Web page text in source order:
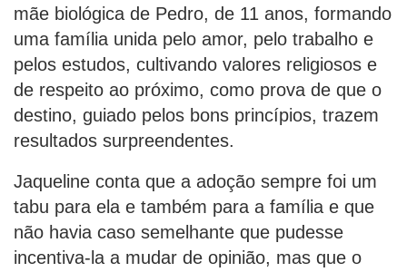
mãe biológica de Pedro, de 11 anos, formando
uma família unida pelo amor, pelo trabalho e
pelos estudos, cultivando valores religiosos e
de respeito ao próximo, como prova de que o
destino, guiado pelos bons princípios, trazem
resultados surpreendentes.
Jaqueline conta que a adoção sempre foi um
tabu para ela e também para a família e que
não havia caso semelhante que pudesse
incentiva-la a mudar de opinião, mas que o